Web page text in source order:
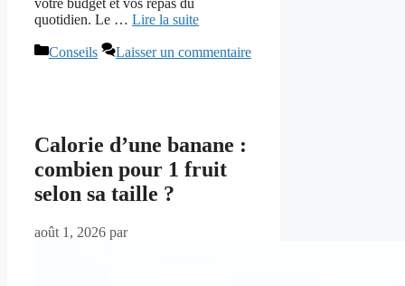
quotidien. Le … Lire la suite
Catégories
Conseils Laisser un commentaire
Calorie d’une banane :
combien pour 1 fruit
selon sa taille ?
août 1, 2026 par